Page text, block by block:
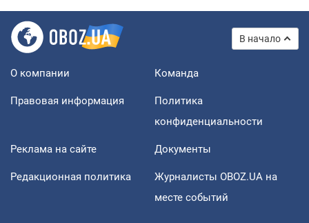
В начало
О компании Команда
Правовая информация
Политика
конфиденциальности
Реклама на сайте Документы
Редакционная политика
Журналисты OBOZ.UA на
месте событий